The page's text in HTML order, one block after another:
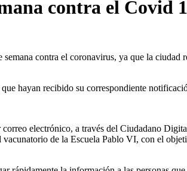
contra el Covid
contra el coronavirus, ya que la ciudad
hayan recibido su correspondiente
electrónico, a través del Ciudadano
de la Escuela Pablo VI, con el